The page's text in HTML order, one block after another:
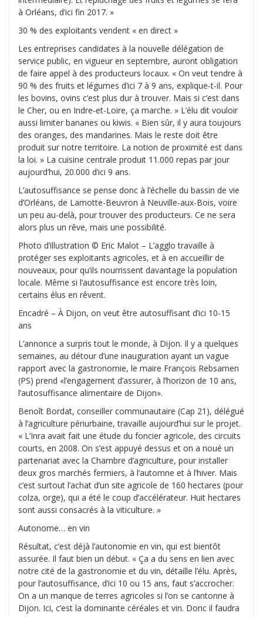
à Orléans, d’ici fin 2017. »
30 % des exploitants vendent « en direct »
Les entreprises candidates à la nouvelle délégation de
service public, en vigueur en septembre, auront obligation
de faire appel à des producteurs locaux. « On veut tendre à
90 % des fruits et légumes d’ici 7 à 9 ans, explique-t-il. Pour
les bovins, ovins c’est plus dur à trouver. Mais si c’est dans
le Cher, ou en Indre-et-Loire, ça marche. » L’élu dit vouloir
aussi limiter bananes ou kiwis. « Bien sûr, il y aura toujours
des oranges, des mandarines. Mais le reste doit être
produit sur notre territoire. La notion de proximité est dans
la loi. » La cuisine centrale produit 11.000 repas par jour
aujourd’hui, 20.000 d’ici 9 ans.
L’autosuffisance se pense donc à l’échelle du bassin de vie
d’Orléans, de Lamotte-Beuvron à Neuville-aux-Bois, voire
un peu au-delà, pour trouver des producteurs. Ce ne sera
alors plus un rêve, mais une possibilité.
Photo d’illustration © Eric Malot – L’agglo travaille à
protéger ses exploitants agricoles, et à en accueillir de
nouveaux, pour qu’ils nourrissent davantage la population
locale. Même si l’autosuffisance est encore très loin,
certains élus en rêvent.
Encadré – À Dijon, on veut être autosuffisant d’ici 10-15
ans
L’annonce a surpris tout le monde, à Dijon. Il y a quelques
semaines, au détour d’une inauguration ayant un vague
rapport avec la gastronomie, le maire François Rebsamen
(PS) prend «l’engagement d’assurer, à l’horizon de 10 ans,
l’autosuffisance alimentaire de Dijon».
Benoît Bordat, conseiller communautaire (Cap 21), délégué
à l’agriculture périurbaine, travaille aujourd’hui sur le projet.
« L’Inra avait fait une étude du foncier agricole, des circuits
courts, en 2008. On s’est appuyé dessus et on a noué un
partenariat avec la Chambre d’agriculture, pour installer
deux gros marchés fermiers, à l’automne et à l’hiver. Mais
c’est surtout l’achat d’un site agricole de 160 hectares (pour
colza, orge), qui a été le coup d’accélérateur. Huit hectares
sont aussi consacrés à la viticulture. »
Autonome… en vin
Résultat, c’est déjà l’autonomie en vin, qui est bientôt
assurée. Il faut bien un début. « Ça a du sens en lien avec
notre cité de la gastronomie et du vin, détaille l’élu. Après,
pour l’autosuffisance, d’ici 10 ou 15 ans, faut s’accrocher.
On a un manque de terres agricoles si l’on se cantonne à
Dijon. Ici, c’est la dominante céréales et vin. Donc il faudra